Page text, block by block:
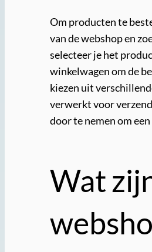
Om producten te
van de webshop en
selecteer je het
winkelwagen om de
kiezen uit
verwerkt voor
door te nemen om
Wat